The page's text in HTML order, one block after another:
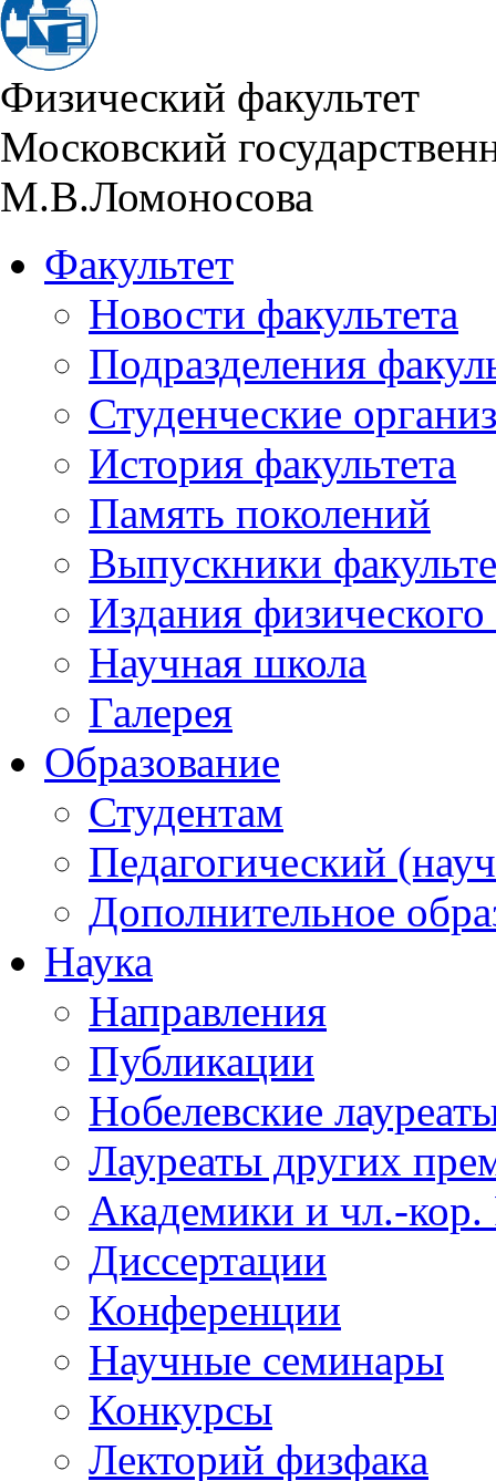
Физический факультет
Московский
М.В.Ломоносова
Факультет
Новости факультета
Подразделения
Студенческие
История факультета
Память поколений
Выпускники
Издания физического
Научная школа
Галерея
Образование
Студентам
Педагогический
Дополнительное
Наука
Направления
Публикации
Нобелевские
Лауреаты других
Академики и чл.-
Диссертации
Конференции
Научные семинары
Конкурсы
Лекторий физфака